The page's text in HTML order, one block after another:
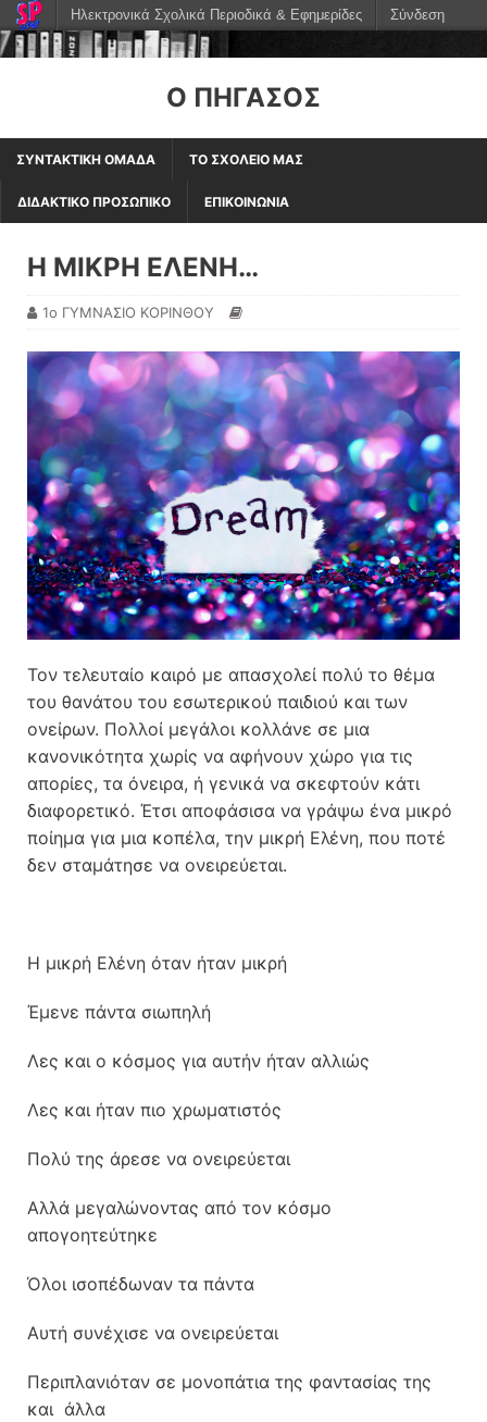
Ο ΠΗΓΑΣΟΣ
ΣΥΝΤΑΚΤΙΚΗ ΟΜΑΔΑ ΤΟ ΣΧΟΛΕΙΟ ΜΑΣ
ΔΙΔΑΚΤΙΚΟ ΠΡΟΣΩΠΙΚΟ ΕΠΙΚΟΙΝΩΝΙΑ
Η ΜΙΚΡΗ ΕΛΕΝΗ…
1ο ΓΥΜΝΑΣΙΟ ΚΟΡΙΝΘΟΥ
Τον τελευταίο καιρό με απασχολεί πολύ το θέμα
του θανάτου του εσωτερικού παιδιού και των
ονείρων. Πολλοί μεγάλοι κολλάνε σε μια
κανονικότητα χωρίς να αφήνουν χώρο για τις
απορίες, τα όνειρα, ή γενικά να σκεφτούν κάτι
διαφορετικό. Έτσι αποφάσισα να γράψω ένα μικρό
ποίημα για μια κοπέλα, την μικρή Ελένη, που ποτέ
δεν σταμάτησε να ονειρεύεται.
Η μικρή Ελένη όταν ήταν μικρή
Έμενε πάντα σιωπηλή
Λες και ο κόσμος για αυτήν ήταν αλλιώς
Λες και ήταν πιο χρωματιστός
Πολύ της άρεσε να ονειρεύεται
Αλλά μεγαλώνοντας από τον κόσμο
απογοητεύτηκε
Όλοι ισοπέδωναν τα πάντα
Αυτή συνέχισε να ονειρεύεται
Περιπλανιόταν σε μονοπάτια της φαντασίας της
και άλλα
Ηλεκτρονικά Σχολικά Περιοδικά & Εφημερίδες Σύνδεση